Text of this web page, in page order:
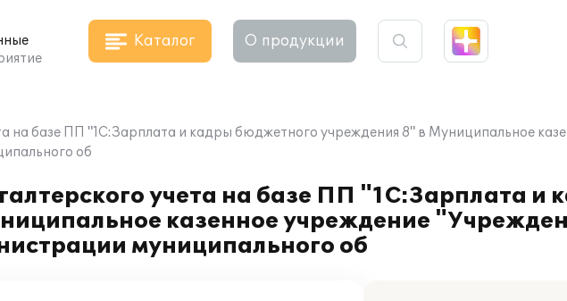
Каталог О продукции
на базе ПП "1С:Зарплата и кадры бюджетного учреждения 8" в Муниципальное
об
учета на базе ПП "1С:Зарплата и
казенное учреждение
муниципального об